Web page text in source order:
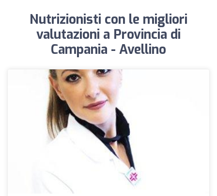
Nutrizionisti con le migliori
valutazioni a Provincia di
Campania - Avellino